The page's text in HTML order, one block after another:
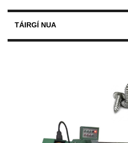
TÁIRGÍ NUA